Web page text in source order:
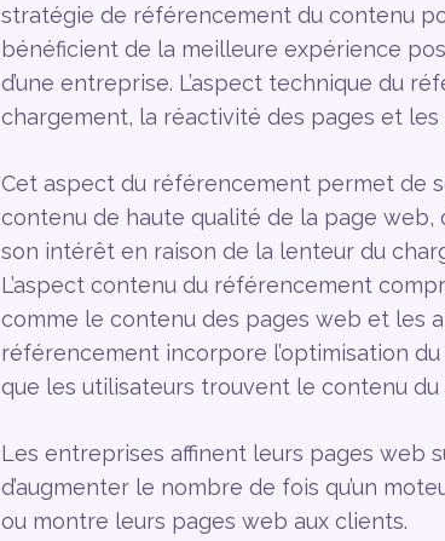
stratégie de référencement du contenu
bénéficient de la meilleure expérience
d’une entreprise. L’aspect technique du
chargement, la réactivité des pages et les
Cet aspect du référencement permet de
contenu de haute qualité de la page web,
son intérêt en raison de la lenteur du
L’aspect contenu du référencement
comme le contenu des pages web et les
référencement incorpore l’optimisation
que les utilisateurs trouvent le contenu
Les entreprises affinent leurs pages web
d’augmenter le nombre de fois qu’un
ou montre leurs pages web aux clients.